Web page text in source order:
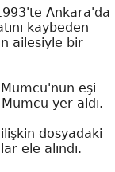
Ankara'da
kaybeden
ailesiyle bir
eşi
yer aldı.
dosyadaki
ele alındı.